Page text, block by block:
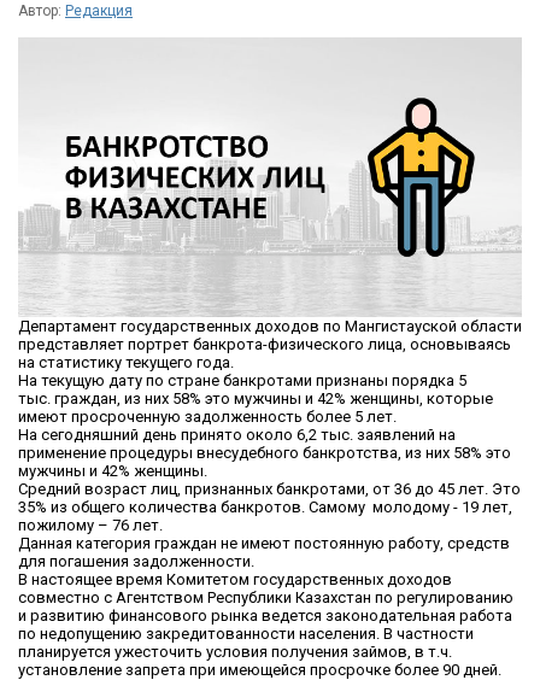
Автор: Редакция
Департамент государственных доходов по Мангистауской области
представляет портрет банкрота-физического лица, основываясь
на статистику текущего года.
На текущую дату по стране банкротами признаны порядка 5
тыс. граждан, из них 58% это мужчины и 42% женщины, которые
имеют просроченную задолженность более 5 лет.
На сегодняшний день принято около 6,2 тыс. заявлений на
применение процедуры внесудебного банкротства, из них 58% это
мужчины и 42% женщины.
Средний возраст лиц, признанных банкротами, от 36 до 45 лет. Это
35% из общего количества банкротов. Самому молодому - 19 лет,
пожилому – 76 лет.
Данная категория граждан не имеют постоянную работу, средств
для погашения задолженности.
В настоящее время Комитетом государственных доходов
совместно с Агентством Республики Казахстан по регулированию
и развитию финансового рынка ведется законодательная работа
по недопущению закредитованности населения. В частности
планируется ужесточить условия получения займов, в т.ч.
установление запрета при имеющейся просрочке более 90 дней.